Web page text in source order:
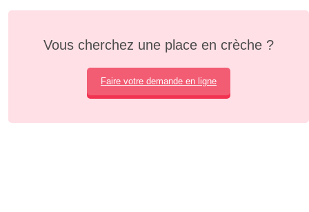
Vous cherchez une place en crèche ?
Faire votre demande en ligne